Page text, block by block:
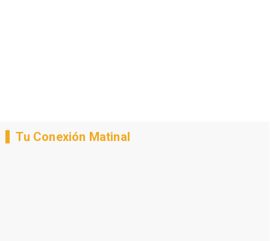
Tu Conexión Matinal